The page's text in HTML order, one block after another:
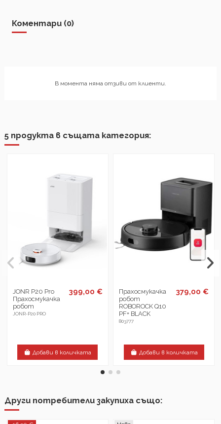
Коментари (0)
В момента няма отзиви от клиенти.
5 продукта в същата категория:
JONR P20 Pro
Прахосмукачка
робот
JONR-P20 PRO
399,00 €
Добави в количката
Прахосмукачка
робот
ROBOROCK Q10
PF+ BLACK
803777
379,00 €
Добави в количката
Други потребители закупиха също: